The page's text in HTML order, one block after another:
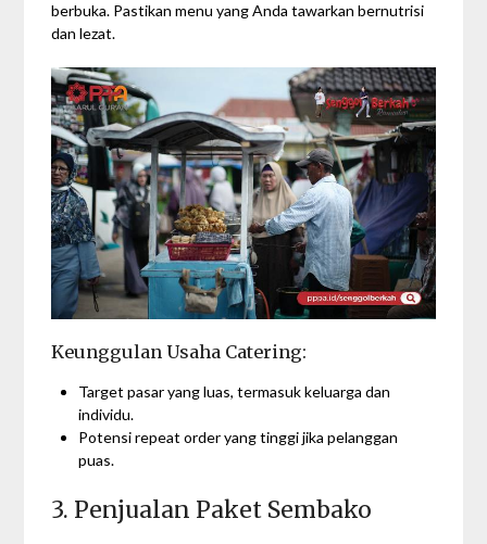
berbuka. Pastikan menu yang Anda tawarkan bernutrisi
dan lezat.
Keunggulan Usaha Catering:
Target pasar yang luas, termasuk keluarga dan
individu.
Potensi repeat order yang tinggi jika pelanggan
puas.
3. Penjualan Paket Sembako